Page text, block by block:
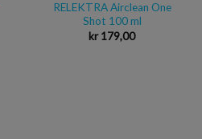
RELEKTRA Airclean One
Shot 100 ml
kr179,00